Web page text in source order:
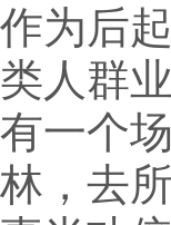
作为后
类人群
有一个
林，去